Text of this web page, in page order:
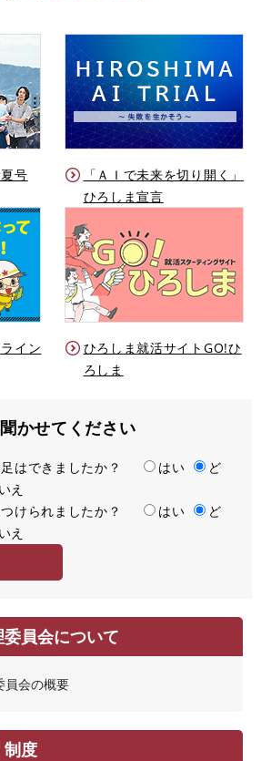
号
「ＡＩで未来を切り開く」
ひろしま宣言
イン
ひろしま就活サイトGO!ひ
ろしま
かせてください
足はできましたか？ はい
ど
え
つけられましたか？ はい
ど
え
員会について
員会の概要
制度